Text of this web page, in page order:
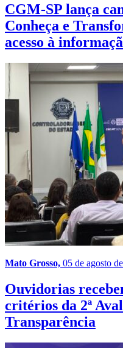
CGM-SP lança
Conheça e
acesso à
Mato Grosso, 05 de agosto
Ouvidorias
critérios da 2ª
Transparência